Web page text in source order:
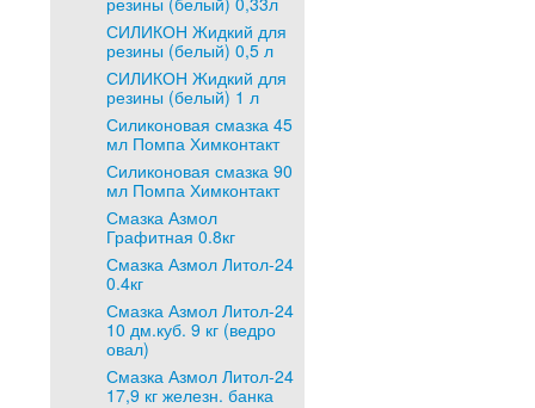
СИЛИКОН Жидкий для
резины (белый) 0,5 л
СИЛИКОН Жидкий для
резины (белый) 1 л
Силиконовая смазка 45
мл Помпа Химконтакт
Силиконовая смазка 90
мл Помпа Химконтакт
Смазка Азмол
Графитная 0.8кг
Смазка Азмол Литол-24
0.4кг
Смазка Азмол Литол-24
10 дм.куб. 9 кг (ведро
овал)
Смазка Азмол Литол-24
17,9 кг железн. банка